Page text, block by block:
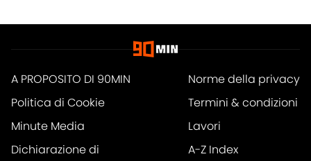
A PROPOSITO DI 90MIN
Norme della privacy
Politica di Cookie
Termini & condizioni
Minute Media
Lavori
Dichiarazione di
A-Z Index